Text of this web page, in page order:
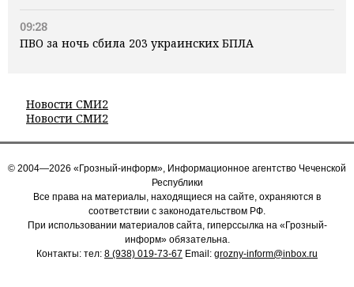
09:28
ПВО за ночь сбила 203 украинских БПЛА
Новости СМИ2
Новости СМИ2
© 2004—2026 «Грозный-информ», Информационное агентство Чеченской
Республики
Все права на материалы, находящиеся на сайте, охраняются в
соответствии с законодательством РФ.
При использовании материалов сайта, гиперссылка на «Грозный-
информ» обязательна.
Контакты: тел: 8 (938) 019-73-67 Email: grozny-inform@inbox.ru